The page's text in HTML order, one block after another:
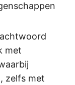
met
zelfs met